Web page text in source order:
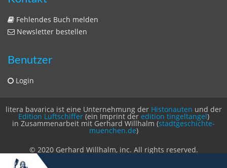
Fehlendes Buch melden
Newsletter bestellen
Benutzer
Login
litera bavarica ist eine Unternehmung der Histonauten und der
Edition Luftschiffer(ein Imprint der edition tingeltangel)
in Zusammenarbeit mit Gerhard Willhalm (stadtgeschichte-
muenchen.de)
© 2020 Gerhard Willhalm, inc. All rights reserved.